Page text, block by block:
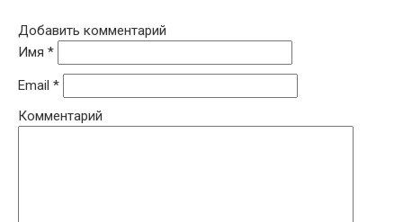
Добавить комментарий
Имя *
Email *
Комментарий